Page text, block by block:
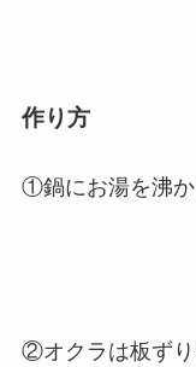
作り方
①鍋にお湯を沸か
②オクラは板ずり